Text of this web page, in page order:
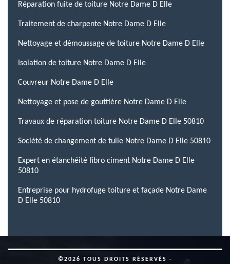
Réparation fuite de toiture Notre Dame D Elle
Traitement de charpente Notre Dame D Elle
Nettoyage et démoussage de toiture Notre Dame D Elle
Isolation de toiture Notre Dame D Elle
Couvreur Notre Dame D Elle
Nettoyage et pose de gouttière Notre Dame D Elle
Travaux de réparation toiture Notre Dame D Elle 50810
Société de changement de tuile Notre Dame D Elle 50810
Expert en étanchéité fibro ciment Notre Dame D Elle
50810
Entreprise pour hydrofuge toiture et façade Notre Dame
D Elle 50810
©2026 TOUS DROITS RÉSERVÉS -